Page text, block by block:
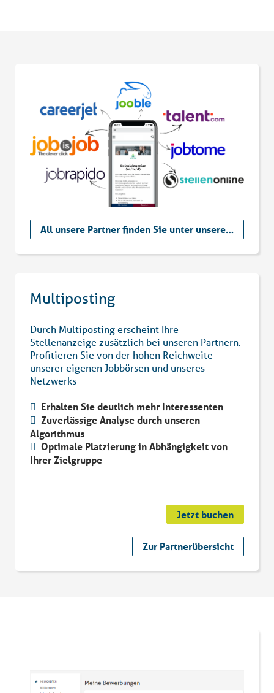
All unsere Partner finden Sie unter unserer Partnerübersicht
Multiposting
Durch Multiposting erscheint Ihre
Stellenanzeige zusätzlich bei unseren Partnern.
Profitieren Sie von der hohen Reichweite
unserer eigenen Jobbörsen und unseres
Netzwerks
Erhalten Sie deutlich mehr Interessenten
Zuverlässige Analyse durch unseren
Algorithmus
Optimale Platzierung in Abhängigkeit von
Ihrer Zielgruppe
Jetzt buchen
Zur Partnerübersicht